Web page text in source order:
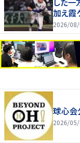
加え霞
2026/
球心会
2026/